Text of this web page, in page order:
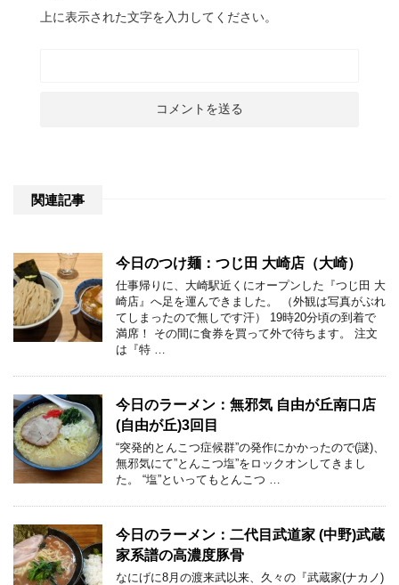
上に表示された文字を入力してください。
関連記事
今日のつけ麺：つじ田 大崎店（大崎）
仕事帰りに、大崎駅近くにオープンした『つじ田 大
崎店』へ足を運んできました。 （外観は写真がぶれ
てしまったので無しです汗） 19時20分頃の到着で
満席！ その間に食券を買って外で待ちます。 注文
は『特 …
今日のラーメン：無邪気 自由が丘南口店
(自由が丘)3回目
“突発的とんこつ症候群”の発作にかかったので(謎)、
無邪気にて”とんこつ塩”をロックオンしてきまし
た。 “塩”といってもとんこつ …
今日のラーメン：二代目武道家 (中野)武蔵
家系譜の高濃度豚骨
なにげに8月の渡来武以来、久々の『武蔵家(ナカノ)